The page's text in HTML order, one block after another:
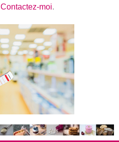
Contactez-moi.